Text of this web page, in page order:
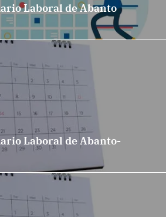
Laboral de Abanto
Laboral de Abanto-